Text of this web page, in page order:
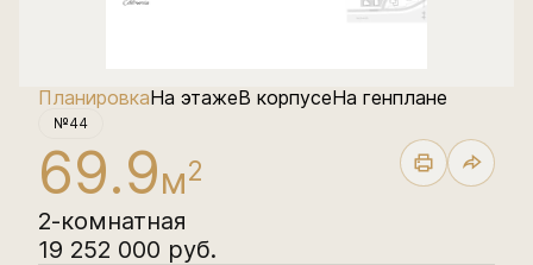
ПланировкаНа этажеВ корпусеНа генплане
№44
69.9м2
2-комнатная
19 252 000 руб.